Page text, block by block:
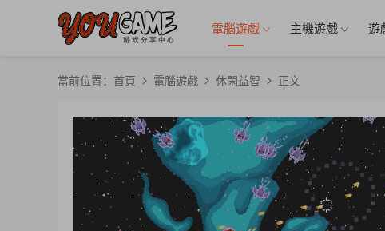
電腦遊戲 主機遊戲 遊
當前位置： 首頁 電腦遊戲 休閑益智 正文